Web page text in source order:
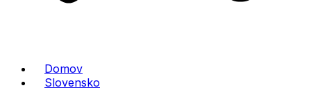
Domov
Slovensko